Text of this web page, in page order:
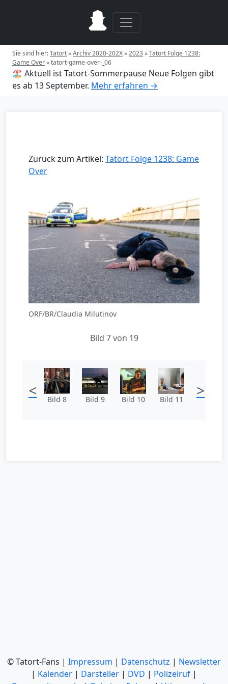
Sie sind hier:Tatort»Archiv 2020-202X»2023»Tatort Folge 1238:
Game Over»tatort-game-over-_06
🏖️ Aktuell ist Tatort-Sommerpause Neue Folgen gibt
es ab 13 September. Mehr erfahren →
Zurück zum Artikel: Tatort Folge 1238: Game
Over
ORF/BR/Claudia Milutinov
Bild 7 von 19
< Bild 8 Bild 9 Bild 10 Bild 11 >
© Tatort-Fans | Impressum | Datenschutz | Newsletter
| Kalender | Darsteller | DVD | Polizeiruf |